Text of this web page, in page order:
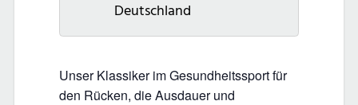
Deutschland
Unser Klassiker im Gesundheitssport für
den Rücken, die Ausdauer und